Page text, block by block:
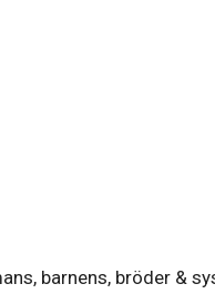
barnens, bröder &